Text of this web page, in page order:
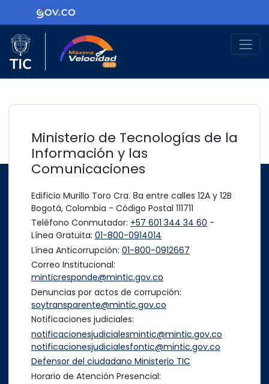
Ir al contenido principalLogo Gobierno de Colombia
Logo del Ministerio TIC
Ministerio de Tecnologías de la
Información y las
Comunicaciones
Edificio Murillo Toro Cra. 8a entre calles 12A y 12B
Bogotá, Colombia - Código Postal 111711
Teléfono Conmutador: +57 601 344 34 60 -
Línea Gratuita: 01-800-0914014
Línea Anticorrupción: 01-800-0912667
Correo Institucional:
minticresponde@mintic.gov.co
Denuncias por actos de corrupción:
soytransparente@mintic.gov.co
Notificaciones judiciales:
notificacionesjudicialesmintic@mintic.gov.co
notificacionesjudicialesfontic@mintic.gov.co
Defensor del ciudadano Ministerio TIC
Horario de Atención Presencial: